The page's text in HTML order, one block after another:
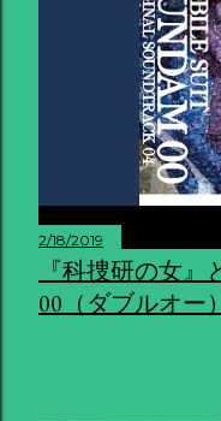
2/18/2019
『科捜研の女
00（ダブルオー